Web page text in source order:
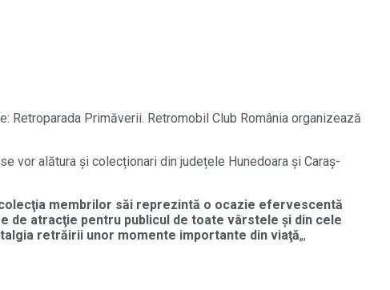
Primăverii. Retromobil Club România organizează
vor alătura și colecționari din județele Hunedoara și Caraș-
membrilor săi reprezintă o ocazie efervescentă
de atracţie pentru publicul de toate vârstele şi din cele
retrăirii unor momente importante din viaţă„,